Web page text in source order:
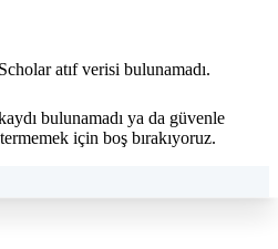
atıf verisi bulunamadı.
bulunamadı ya da güvenle
için boş bırakıyoruz.